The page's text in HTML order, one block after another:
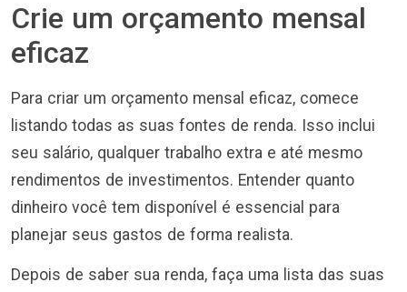
Crie um orçamento mensal
eficaz
Para criar um orçamento mensal eficaz, comece
listando todas as suas fontes de renda. Isso inclui
seu salário, qualquer trabalho extra e até mesmo
rendimentos de investimentos. Entender quanto
dinheiro você tem disponível é essencial para
planejar seus gastos de forma realista.
Depois de saber sua renda, faça uma lista das suas